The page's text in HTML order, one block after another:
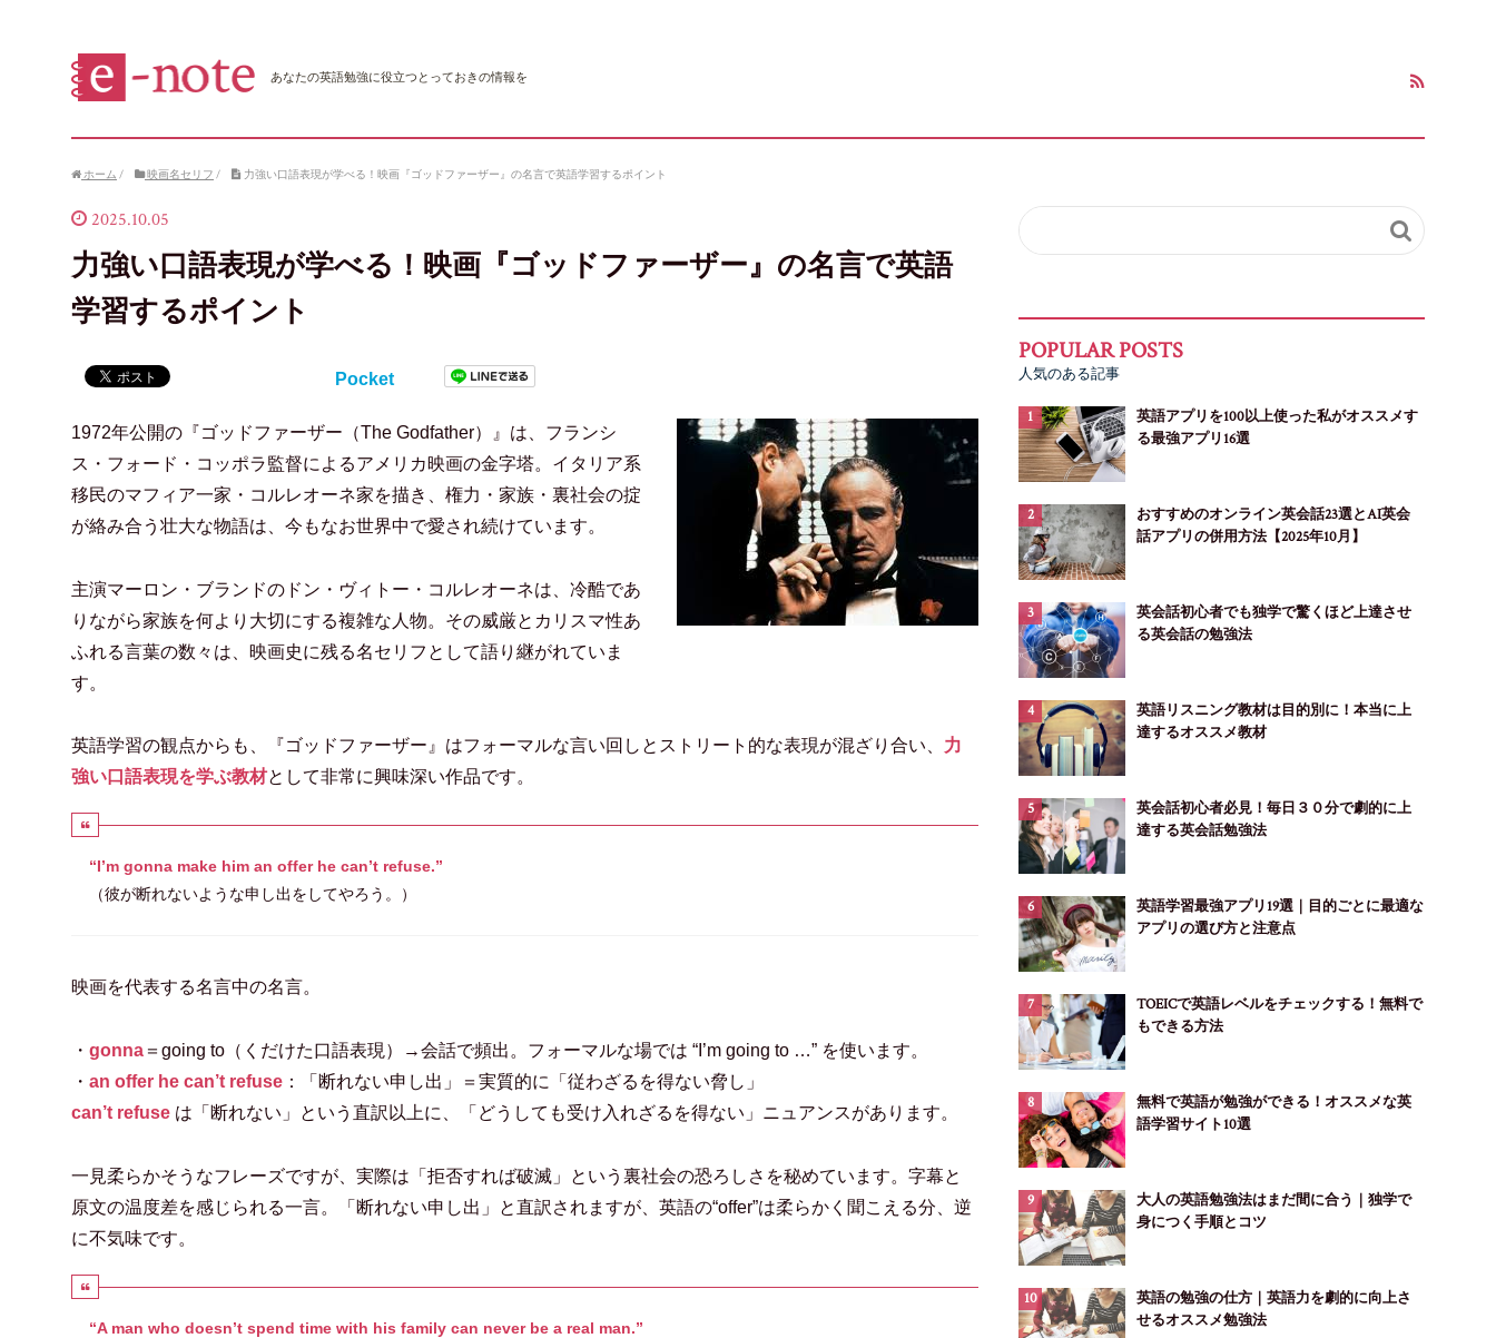
あなたの英語勉強に役立つとっておきの情報を
ホーム / 映画名セリフ / 力強い口語表現が学べる！映画『ゴッドファーザー』の名言で英語学習するポイント
2025.10.05
力強い口語表現が学べる！映画『ゴッドファーザー』の名言で英語
学習するポイント
Pocket
1972年公開の『ゴッドファーザー（The Godfather）』は、フランシ
ス・フォード・コッポラ監督によるアメリカ映画の金字塔。イタリア系
移民のマフィア一家・コルレオーネ家を描き、権力・家族・裏社会の掟
が絡み合う壮大な物語は、今もなお世界中で愛され続けています。
主演マーロン・ブランドのドン・ヴィトー・コルレオーネは、冷酷であ
りながら家族を何より大切にする複雑な人物。その威厳とカリスマ性あ
ふれる言葉の数々は、映画史に残る名セリフとして語り継がれていま
す。
英語学習の観点からも、『ゴッドファーザー』はフォーマルな言い回しとストリート的な表現が混ざり合い、 力
強い口語表現を学ぶ教材として非常に興味深い作品です。
“I’m gonna make him an offer he can’t refuse.”
（彼が断れないような申し出をしてやろう。）
映画を代表する名言中の名言。
・ gonna ＝going to（くだけた口語表現）→会話で頻出。フォーマルな場では “I’m going to …” を使います。
・ an offer he can’t refuse ：「断れない申し出」＝実質的に「従わざるを得ない脅し」
can’t refuse は「断れない」という直訳以上に、「どうしても受け入れざるを得ない」ニュアンスがあります。
一見柔らかそうなフレーズですが、実際は「拒否すれば破滅」という裏社会の恐ろしさを秘めています。字幕と
原文の温度差を感じられる一言。「断れない申し出」と直訳されますが、英語の“offer”は柔らかく聞こえる分、逆
に不気味です。
“A man who doesn’t spend time with his family can never be a real man.”

人気のある記事
英語アプリを100以上使った私がオススメす
る最強アプリ16選
おすすめのオンライン英会話23選とAI英会
話アプリの併用方法【2025年10月】
英会話初心者でも独学で驚くほど上達させ
る英会話の勉強法
英語リスニング教材は目的別に！本当に上
達するオススメ教材
英会話初心者必見！毎日３０分で劇的に上
達する英会話勉強法
英語学習最強アプリ19選｜目的ごとに最適な
アプリの選び方と注意点
TOEICで英語レベルをチェックする！無料で
もできる方法
無料で英語が勉強ができる！オススメな英
語学習サイト10選
大人の英語勉強法はまだ間に合う｜独学で
身につく手順とコツ
英語の勉強の仕方｜英語力を劇的に向上さ
せるオススメ勉強法